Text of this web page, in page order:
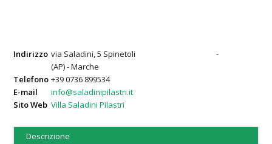
Indirizzo via Saladini, 5 Spinetoli
(AP) - Marche
-
Telefono +39 0736 899534
E-mail
info@saladinipilastri.it
Sito Web Villa Saladini Pilastri
Descrizione